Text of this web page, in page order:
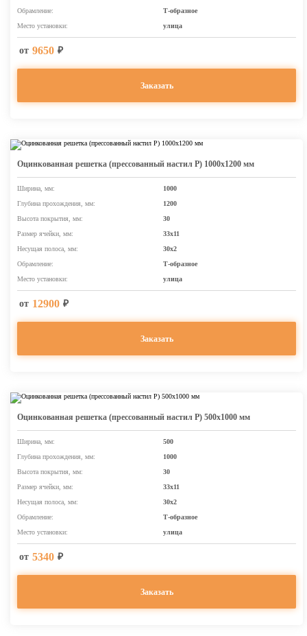
Обрамление:
Т-образное
Место установки:
улица
от 9650 ₽
Заказать
Оцинкованная решетка (прессованный настил Р) 1000х1200 мм
Ширина, мм:
1000
Глубина прохождения, мм:
1200
Высота покрытия, мм:
30
Размер ячейки, мм:
33х11
Несущая полоса, мм:
30х2
Обрамление:
Т-образное
Место установки:
улица
от 12900 ₽
Заказать
Оцинкованная решетка (прессованный настил Р) 500х1000 мм
Ширина, мм:
500
Глубина прохождения, мм:
1000
Высота покрытия, мм:
30
Размер ячейки, мм:
33х11
Несущая полоса, мм:
30х2
Обрамление:
Т-образное
Место установки:
улица
от 5340 ₽
Заказать